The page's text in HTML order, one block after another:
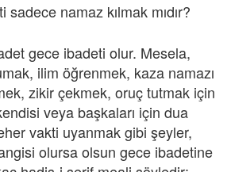
sadece namaz kılmak mıdır?
gece ibadeti olur. Mesela,
ilim öğrenmek, kaza namazı
zikir çekmek, oruç tutmak için
veya başkaları için dua
vakti uyanmak gibi şeyler,
olursa olsun gece ibadetine